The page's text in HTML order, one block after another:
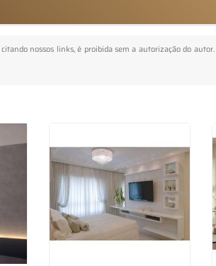
nossos links, é proibida sem a autorização do